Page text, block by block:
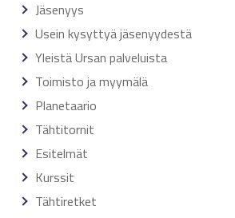
Jäsenyys
Usein kysyttyä jäsenyydestä
Yleistä Ursan palveluista
Toimisto ja myymälä
Planetaario
Tähtitornit
Esitelmät
Kurssit
Tähtiretket